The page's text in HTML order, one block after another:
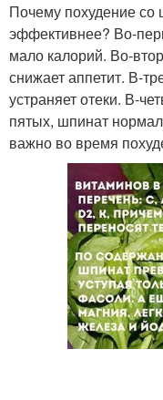
Почему похудение со
эффективнее? Во-
мало калорий. Во-
снижает аппетит. В-
устраняет отеки. В-
пятых, шпинат
важно во время